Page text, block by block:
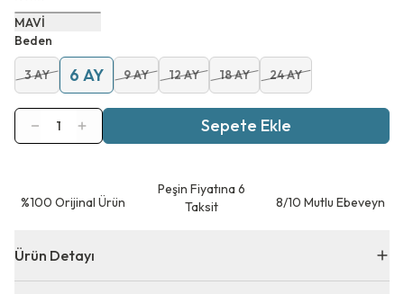
MAVİ
Beden
3 AY 6 AY 9 AY 12 AY 18 AY 24 AY
1 Sepete Ekle
⁠%100 Orijinal Ürün
Peşin Fiyatına 6
Taksit
8/10 Mutlu Ebeveyn
Ürün Detayı